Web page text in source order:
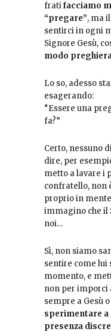
fratifacciamo
“pregare”, ma
sentirci in ogni
Signore Gesù,
modo
Lo so, adesso
esagerando:
“Essere una
fa?”
Certo, nessuno
dire, per
metto a lavare i
confratello, non
proprio in
immagino che il
noi…
Sì, non siamo
sentire come lui
momento, e
non per imporci
sempre a Gesù
sperimentare a
presenza